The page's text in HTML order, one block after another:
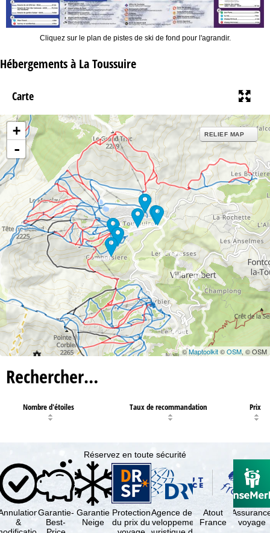
Cliquez sur le plan de pistes de ski de fond pour l'agrandir.
Hébergements à La Toussuire
Carte
+
-
RELIEF MAP
©Maptoolkit©OSM, © OSM
Rechercher…
Nombre d'étoiles Taux de recommandation Prix
Réservez en toute sécurité
&
Garantie-
Best-
Garantie
Neige
Protection
du prix du
Agence de
développement
Atout
France
voyage